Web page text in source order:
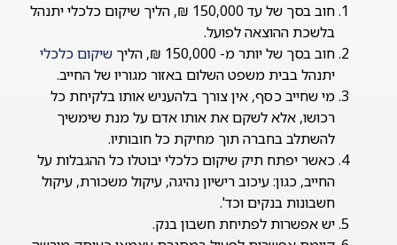
חוב בסך של עד 150,000 ₪, הליך שיקום כלכלי יתנהל
בלשכת ההוצאה לפועל.
חוב בסך של יותר מ- 150,000 ₪, הליך
שיקום כלכלי
יתנהל בבית משפט השלום באזור מגוריו של החייב.
מי שחייב כסף, אין צורך בלהעניש אותו בלקיחת כל
רכושו, אלא לשקם את אותו אדם על מנת שימשיך
להשתלב בחברה תוך מחיקת כל חובותיו.
כאשר יפתח תיק שיקום כלכלי יבוטלו כל ההגבלות על
החייב, כגון: עיכוב רישיון נהיגה, עיקול משכורת, עיקול
חשבונות בנקים וכד'.
יש אפשרות לפתיחת חשבון בנק.